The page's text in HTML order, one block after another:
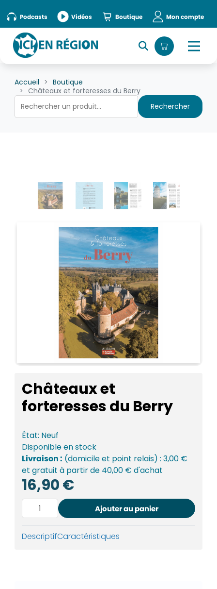
Podcasts Vidéos Boutique Mon compte
Accueil
Boutique
Châteaux et forteresses du Berry
Rechercher
Châteaux et
forteresses du Berry
État: Neuf
Disponibleen stock
Livraison : (domicile et point relais) : 3,00 €
et gratuit à partir de 40,00 € d'achat
16,90€
quantité
et
forteresses
Ajouter au panier
DescriptifCaractéristiques